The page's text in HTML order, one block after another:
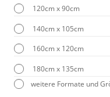
120cm x 90cm
140cm x 105cm
160cm x 120cm
180cm x 135cm
weitere Formate und